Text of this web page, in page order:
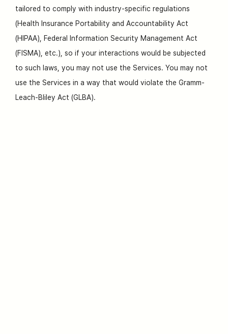
tailored to comply with industry-specific regulations
(Health Insurance Portability and Accountability Act
(HIPAA), Federal Information Security Management Act
(FISMA), etc.), so if your interactions would be subjected
to such laws, you may not use the Services. You may not
use the Services in a way that would violate the Gramm-
Leach-Bliley Act (GLBA).